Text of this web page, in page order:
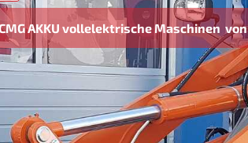
Maschinen von 3 bis 30